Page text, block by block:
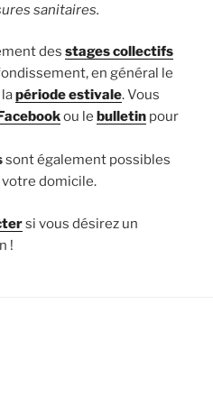
sanitaires.
des stages collectifs
en général le
période estivale. Vous
ou le bulletin pour
sont également possibles
votre domicile.
si vous désirez un
!